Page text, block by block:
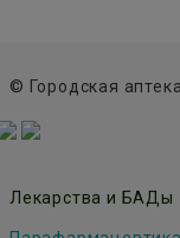
© Городская
Лекарства и БАДы